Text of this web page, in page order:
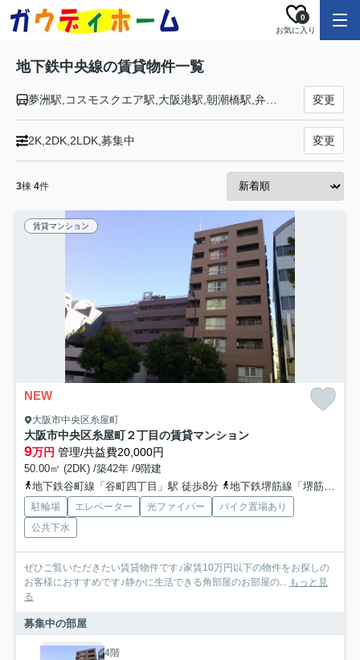
お気に入り
0
地下鉄中央線の賃貸物件一覧
変更
2K,2DK,2LDK,募集中 変更
3棟 4件
賃貸マンション
NEW
大阪市中央区糸屋町
大阪市中央区糸屋町２丁目の賃貸マンション
9万円 管理/共益費20,000円
50.00㎡ (2DK) /築42年 /9階建
地下鉄谷町線「谷町四丁目」駅 徒歩8分
地下鉄堺筋線「堺筋本町」駅 徒歩8分
駐輪場 エレベーター 光ファイバー
バイク置場あり
公共下水
ぜひご覧いただきたい賃貸物件です♪家賃10万円以下の物件をお探しの
お客様におすすめです♪静かに生活できる角部屋のお部屋の... もっと見
る
募集中の部屋
4階